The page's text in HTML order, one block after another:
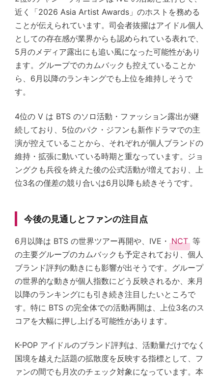
近く「2026 Asia Artist Awards」のホストを務める
ことが伝えられています。司会者抜擢はアイドル個人
としての存在感が業界からも認められている表れで、
5月のメディア露出にも追い風になった可能性があり
ます。グループでのカムバックも控えていることか
ら、6月以降のランキングでも上位を維持しそうで
す。
4位の V は BTS のソロ活動・ファッション露出が継
続しており、5位のパク・ジフンも新作ドラマでの主
演が控えていることから、それぞれが個人ブランドの
維持・拡張に動いている時期と重なっています。ジョ
ングクも兵役を終えた後の公式活動が増えており、上
位3名の僅差の競り合いは6月以降も続きそうです。
今後の見通しとファンの注目点
6月以降は BTS の世界ツアー再開や、IVE・ NCT 等
の主要グループのカムバックも予定されており、個人
ブランド評判の動きにも影響が出そうです。グループ
の世界的な動きが個人指数にどう反映されるか、来月
以降のランキングにも引き続き注目したいところで
す。特に BTS の完全体での活動再開は、上位3名のス
コアを大幅に押し上げる可能性があります。
K-POP アイドルのブランド評判は、活動量だけでなく
国境を越えた話題の拡散度を反映する指標として、フ
ァンの間でも月次のチェック対象になっています。本